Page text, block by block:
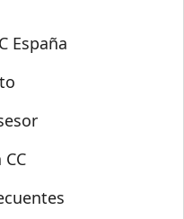
España